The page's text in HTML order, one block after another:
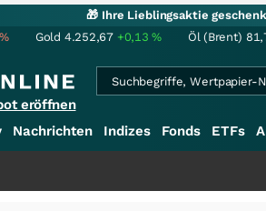
🎁 Ihre Lieblingsaktie
% Gold 4.252,67 +0,13% Öl (Brent)
eröffnen
Nachrichten Indizes Fonds ETFs